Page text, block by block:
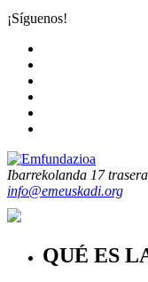
¡Síguenos!
Ibarrekolanda 17 trasera
info@emeuskadi.org
QUÉ ES